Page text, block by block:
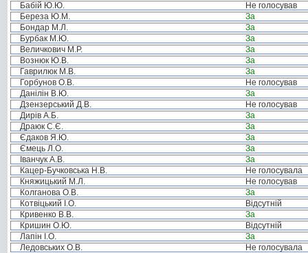
Бабій Ю.Ю.
Не голосував
Береза Ю.М.
За
Бондар М.Л.
За
Бурбак М.Ю.
За
Величкович М.Р.
За
Вознюк Ю.В.
За
Гаврилюк М.В.
За
Горбунов О.В.
Не голосував
Данілін В.Ю.
За
Дзензерський Д.В.
Не голосував
Дирів А.Б.
За
Драюк С.Є.
За
Єдаков Я.Ю.
За
Ємець Л.О.
За
Іванчук А.В.
За
Кацер-Бучковська Н.В.
Не голосувала
Княжицький М.Л.
Не голосував
Колганова О.В.
За
Котвіцький І.О.
Відсутній
Кривенко В.В.
За
Кришин О.Ю.
Відсутній
Лапін І.О.
За
Ледовських О.В.
Не голосувала